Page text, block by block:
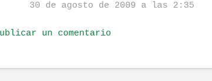
30 de agosto de 2009 a las 2:35
un comentario